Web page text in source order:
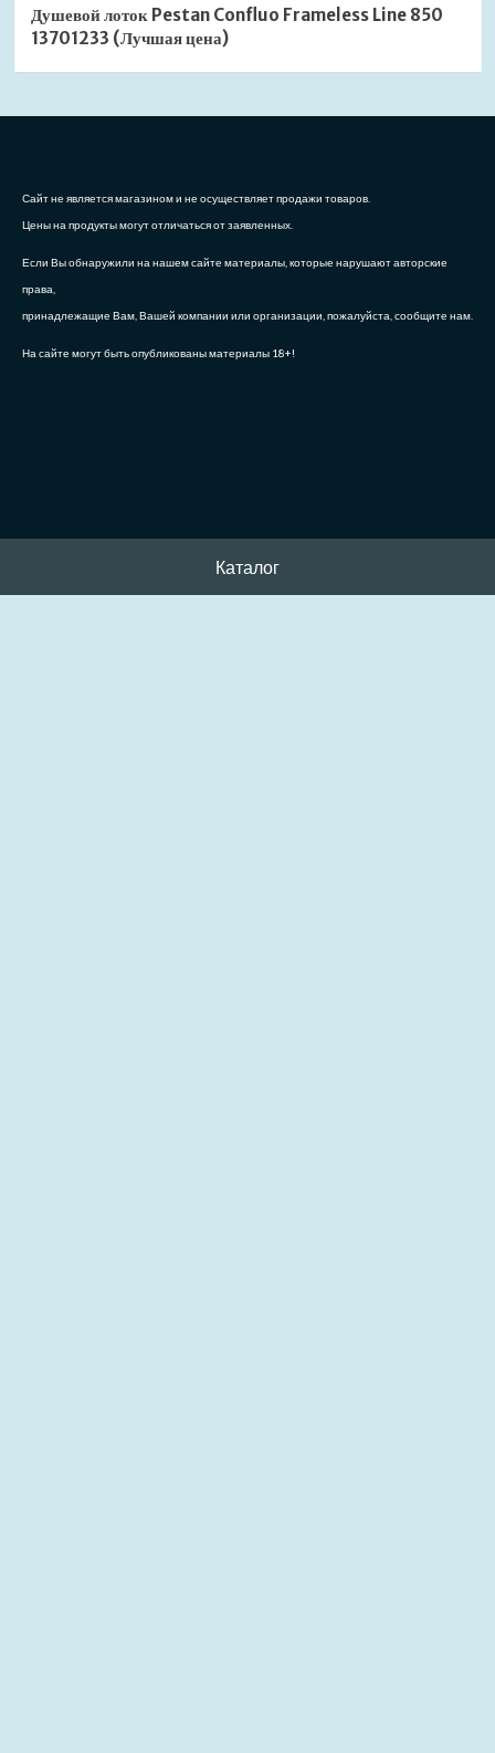
Душевой лоток Pestan Confluo Frameless Line 850
13701233 (Лучшая цена)
Сайт не является магазином и не осуществляет продажи товаров.
Цены на продукты могут отличаться от заявленных.
Если Вы обнаружили на нашем сайте материалы, которые нарушают авторские
права,
принадлежащие Вам, Вашей компании или организации, пожалуйста, сообщите нам.
На сайте могут быть опубликованы материалы 18+!
Каталог